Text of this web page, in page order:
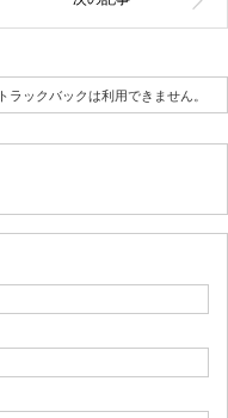
トラックバックは利用できません。